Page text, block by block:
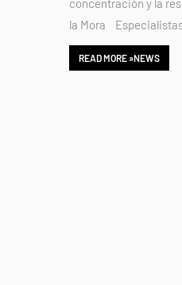
concentración y la
la Mora
READ MORE »NEWS